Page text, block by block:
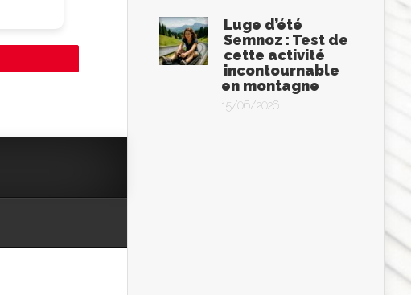
Luge d’été
Semnoz : Test de
cette activité
incontournable
en montagne
15/06/2026